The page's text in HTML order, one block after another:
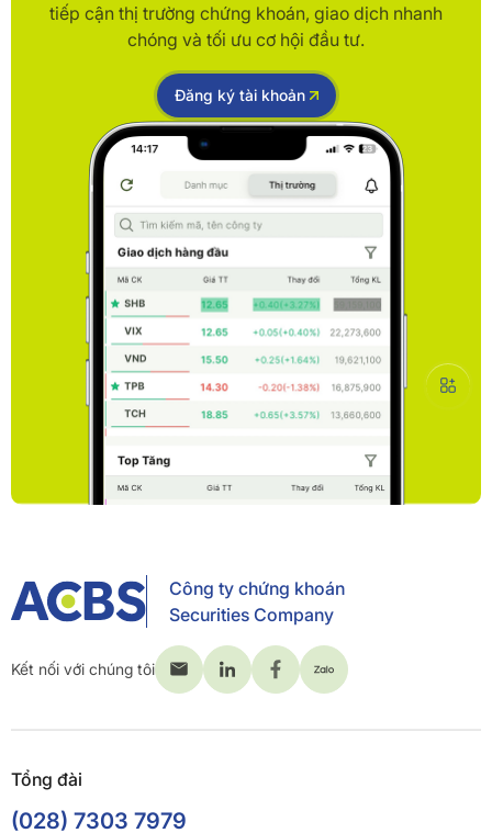
tiếp cận thị trường chứng khoán, giao dịch nhanh
chóng và tối ưu cơ hội đầu tư.
Đăng ký tài khoản
Công ty chứng khoán
Securities Company
Kết nối với chúng tôi
Tổng đài
(028) 7303 7979